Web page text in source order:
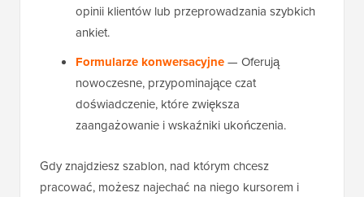
opinii klientów lub przeprowadzania szybkich
ankiet.
Formularze konwersacyjne— Oferują
nowoczesne, przypominające czat
doświadczenie, które zwiększa
zaangażowanie i wskaźniki ukończenia.
Gdy znajdziesz szablon, nad którym chcesz
pracować, możesz najechać na niego kursorem i